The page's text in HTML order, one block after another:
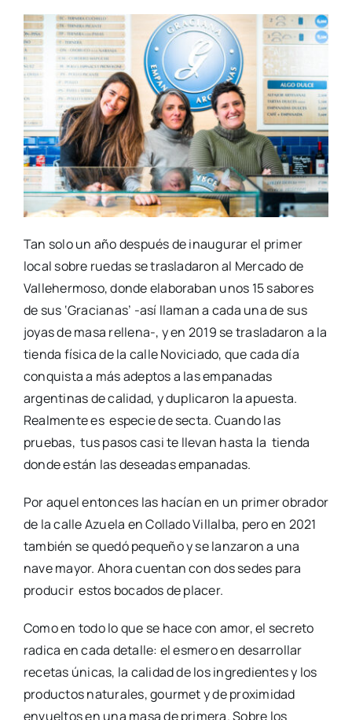
Tan solo un año después de inaugurar el primer
local sobre ruedas se trasladaron al Mercado de
Vallehermoso, donde elaboraban unos 15 sabores
de sus ‘Gracianas’ -así llaman a cada una de sus
joyas de masa rellena-, y en 2019 se trasladaron a la
tienda física de la calle Noviciado, que cada día
conquista a más adeptos a las empanadas
argentinas de calidad, y duplicaron la apuesta.
Realmente es especie de secta. Cuando las
pruebas, tus pasos casi te llevan hasta la tienda
donde están las deseadas empanadas.
Por aquel entonces las hacían en un primer obrador
de la calle Azuela en Collado Villalba, pero en 2021
también se quedó pequeño y se lanzaron a una
nave mayor. Ahora cuentan con dos sedes para
producir estos bocados de placer.
Como en todo lo que se hace con amor, el secreto
radica en cada detalle: el esmero en desarrollar
recetas únicas, la calidad de los ingredientes y los
productos naturales, gourmet y de proximidad
envueltos en una masa de primera. Sobre los